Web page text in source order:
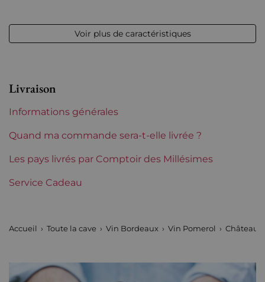
Etiquette Légèrement tachée
Voir plus de caractéristiques
Livraison
Informations générales
Quand ma commande sera-t-elle livrée ?
Les pays livrés par Comptoir des Millésimes
Service Cadeau
Accueil Toute la cave Vin Bordeaux Vin Pomerol Château